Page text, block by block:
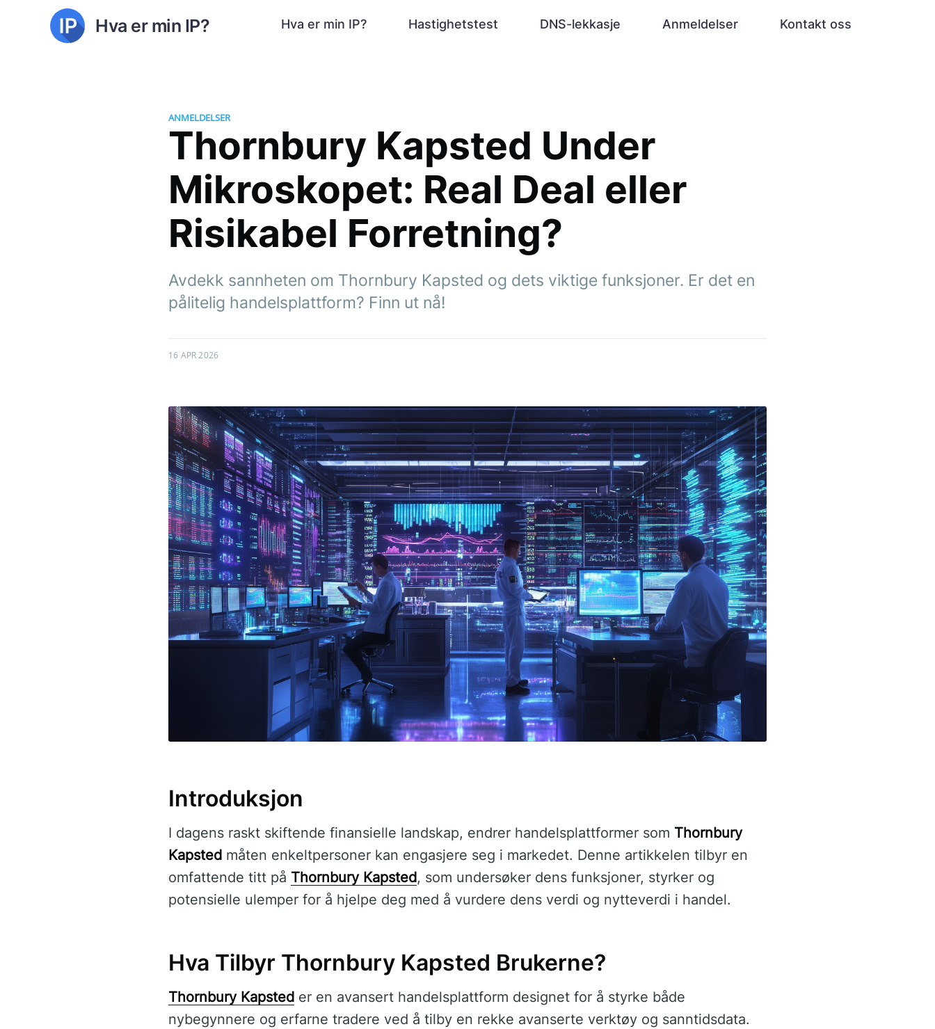
Hva er min IP? Hva er min IP? Hastighetstest DNS-lekkasje Anmeldelser Kontakt oss
ANMELDELSER
Thornbury Kapsted Under
Mikroskopet: Real Deal eller
Risikabel Forretning?
Avdekk sannheten om Thornbury Kapsted og dets viktige funksjoner. Er det en
pålitelig handelsplattform? Finn ut nå!
16 APR 2026
Introduksjon
I dagens raskt skiftende finansielle landskap, endrer handelsplattformer som Thornbury
Kapsted måten enkeltpersoner kan engasjere seg i markedet. Denne artikkelen tilbyr en
omfattende titt på Thornbury Kapsted, som undersøker dens funksjoner, styrker og
potensielle ulemper for å hjelpe deg med å vurdere dens verdi og nytteverdi i handel.
Hva Tilbyr Thornbury Kapsted Brukerne?
Thornbury Kapsted er en avansert handelsplattform designet for å styrke både
nybegynnere og erfarne tradere ved å tilby en rekke avanserte verktøy og sanntidsdata.